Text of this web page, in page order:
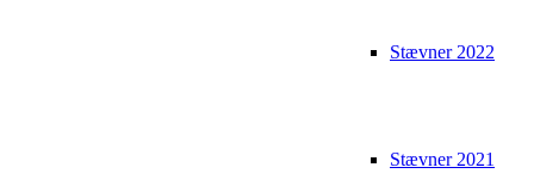
Stævner 2022
Stævner 2021